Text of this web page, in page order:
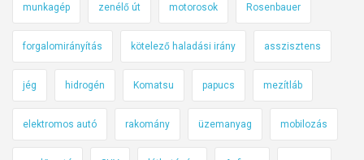
munkagép zenélő út motorosok Rosenbauer
forgalomirányítás kötelező haladási irány asszisztens
jég hidrogén Komatsu papucs mezítláb
elektromos autó rakomány üzemanyag mobilozás